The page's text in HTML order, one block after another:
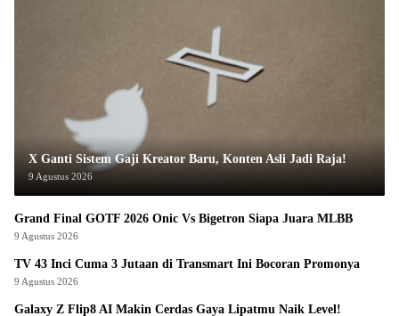
X Ganti Sistem Gaji Kreator Baru, Konten Asli Jadi Raja!
9 Agustus 2026
Grand Final GOTF 2026 Onic Vs Bigetron Siapa Juara MLBB
9 Agustus 2026
TV 43 Inci Cuma 3 Jutaan di Transmart Ini Bocoran Promonya
9 Agustus 2026
Galaxy Z Flip8 AI Makin Cerdas Gaya Lipatmu Naik Level!